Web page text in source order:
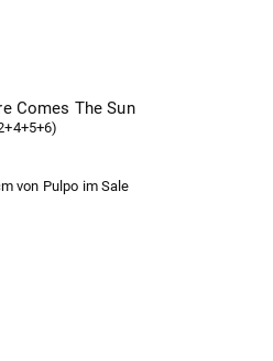
Comes The Sun
)